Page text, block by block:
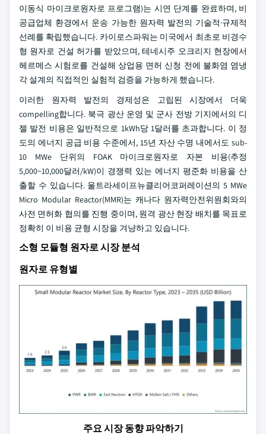
이동식 마이크로원자로 프로그램)는 시연 단계를 완료하며, 비
공급업체 환경에서 운송 가능한 원자력 발전의 기술적·규제적
선례를 확립했습니다. 카이로스파워는 미국에서 최초로 비경수
형 원자로 건설 허가를 받았으며, 테네시주 오크리지 현장에서
헤르메스 시험로를 건설해 상업용 면허 신청 전에 불화염 염냉
각 설계의 직접적인 실험적 검증을 가능하게 했습니다.
이러한 원자력 발전의 경제성은 고립된 시장에서 더욱
compelling합니다. 북극 광산 운영 및 군사 전방 기지에서의 디
젤 발전 비용은 일반적으로 1kWh당 1달러를 초과합니다. 이 정
도의 에너지 공급 비용 수준에서, 15년 자산 수명 내에서도 sub-
10 MWe 단위의 FOAK 마이크로원자로 자본 비용(추정
5,000~10,000달러/kW)이 경쟁력 있는 에너지 평준화 비용을 산
출할 수 있습니다. 울트라세이프뉴클리어코퍼레이션의 5 MWe
Micro Modular Reactor(MMR)는 캐나다 원자력안전위원회와의
사전 면허화 협의를 진행 중이며, 원격 광산 현장 배치를 목표로
정확히 이 비용 균형 시장을 겨냥하고 있습니다.
소형 모듈형 원자로 시장 분석
원자로 유형별
주요 시장 동향 파악하기